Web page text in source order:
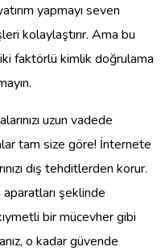
yapmayı seven
kolaylaştırır. Ama bu
iki faktörlü kimlik doğrulama
uzun vadede
tam size göre! İnternete
dış tehditlerden korur.
şeklinde
bir mücevher gibi
o kadar güvende